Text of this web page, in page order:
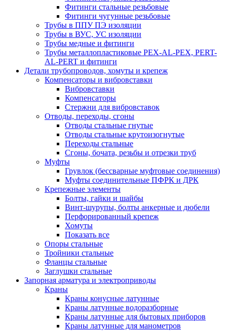
Фитинги стальные резьбовые
Фитинги чугунные резьбовые
Трубы в ППУ ПЭ изоляции
Трубы в ВУС, УС изоляции
Трубы медные и фитинги
Трубы металлопластиковые PEX-AL-PEX, PERT-
AL-PERT и фитинги
Детали трубопроводов, хомуты и крепеж
Компенсаторы и вибровставки
Вибровставки
Компенсаторы
Стержни для вибровставок
Отводы, переходы, сгоны
Отводы стальные гнутые
Отводы стальные крутоизогнутые
Переходы стальные
Сгоны, бочата, резьбы и отрезки труб
Муфты
Грувлок (бессварные муфтовые соединения)
Муфты соединительные ПФРК и ДРК
Крепежные элементы
Болты, гайки и шайбы
Винт-шурупы, болты анкерные и дюбели
Перфорированный крепеж
Хомуты
Показать все
Опоры стальные
Тройники стальные
Фланцы стальные
Заглушки стальные
Запорная арматура и электроприводы
Краны
Краны конусные латунные
Краны латунные водоразборные
Краны латунные для бытовых приборов
Краны латунные для манометров